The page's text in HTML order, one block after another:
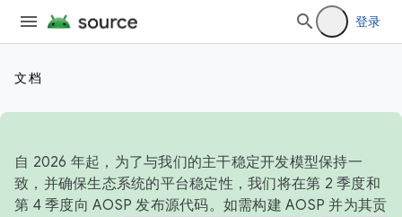
登录
文档
自 2026 年起，为了与我们的主干稳定开发模型保持一
致，并确保生态系统的平台稳定性，我们将在第 2 季度和
第 4 季度向 AOSP 发布源代码。如需构建 AOSP 并为其贡